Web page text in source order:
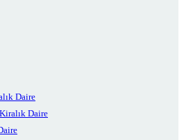
Daire
Daire